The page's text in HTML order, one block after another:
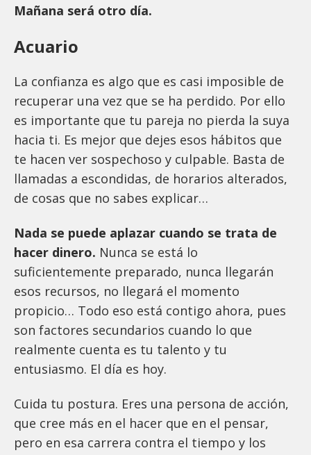
Mañana será otro día.
Acuario
La confianza es algo que es casi imposible de
recuperar una vez que se ha perdido. Por ello
es importante que tu pareja no pierda la suya
hacia ti. Es mejor que dejes esos hábitos que
te hacen ver sospechoso y culpable. Basta de
llamadas a escondidas, de horarios alterados,
de cosas que no sabes explicar…
Nada se puede aplazar cuando se trata de
hacer dinero. Nunca se está lo
suficientemente preparado, nunca llegarán
esos recursos, no llegará el momento
propicio… Todo eso está contigo ahora, pues
son factores secundarios cuando lo que
realmente cuenta es tu talento y tu
entusiasmo. El día es hoy.
Cuida tu postura. Eres una persona de acción,
que cree más en el hacer que en el pensar,
pero en esa carrera contra el tiempo y los